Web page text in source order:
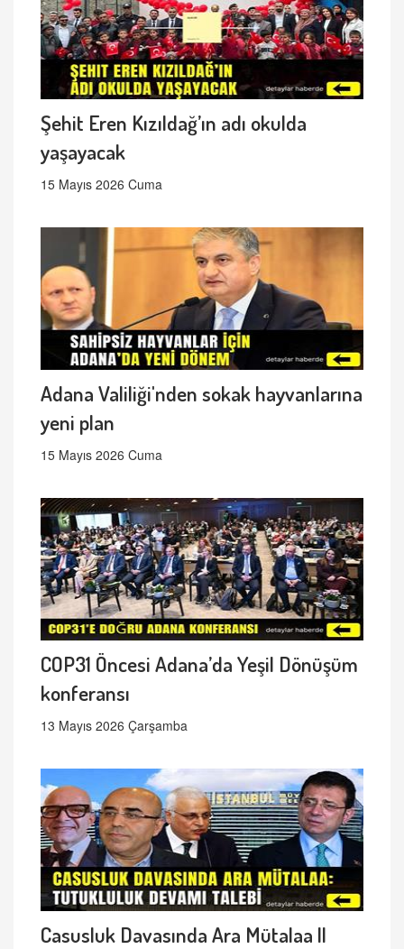
Şehit Eren Kızıldağ’ın adı okulda
yaşayacak
15 Mayıs 2026 Cuma
Adana Valiliği'nden sokak hayvanlarına
yeni plan
15 Mayıs 2026 Cuma
COP31 Öncesi Adana’da Yeşil Dönüşüm
konferansı
13 Mayıs 2026 Çarşamba
Casusluk Davasında Ara Mütalaa ||